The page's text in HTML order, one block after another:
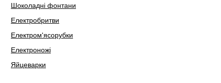
Шоколадні фонтани
Електробритви
Електром'ясорубки
Електроножі
Яйцеварки